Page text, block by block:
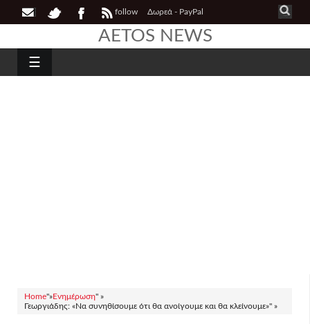
follow Δωρεά - PayPal
AETOS NEWS
☰
Home"»Ενημέρωση" »
Γεωργιάδης: «Να συνηθίσουμε ότι θα ανοίγουμε και θα κλείνουμε»" »